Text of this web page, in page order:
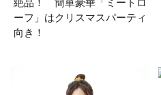
ーフ」はクリスマスパーティ
向き！